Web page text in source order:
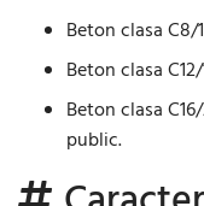
Beton clasa
Beton clasa
Beton clasa
public.